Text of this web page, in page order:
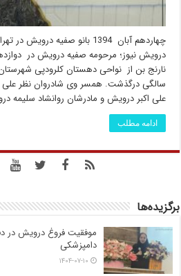
چهاردهم آبان 1394 بانو صفیه
سالگی درگذشت. همسر وی شادروان نظر علی
علی اکبر درویش و مادرشان روانشاد سلیمه
ادامه مطلب
برگزیده‌ها
موفقیت فروغ درویش در
دامپزشکی
۱۴۰۴-۰۷-۱۰